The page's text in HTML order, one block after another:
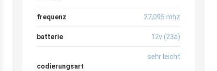
frequenz 27,095 mhz
batterie 12v (23a)
codierungsart
sehr leicht